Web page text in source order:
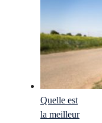
Quelle est
la meilleur